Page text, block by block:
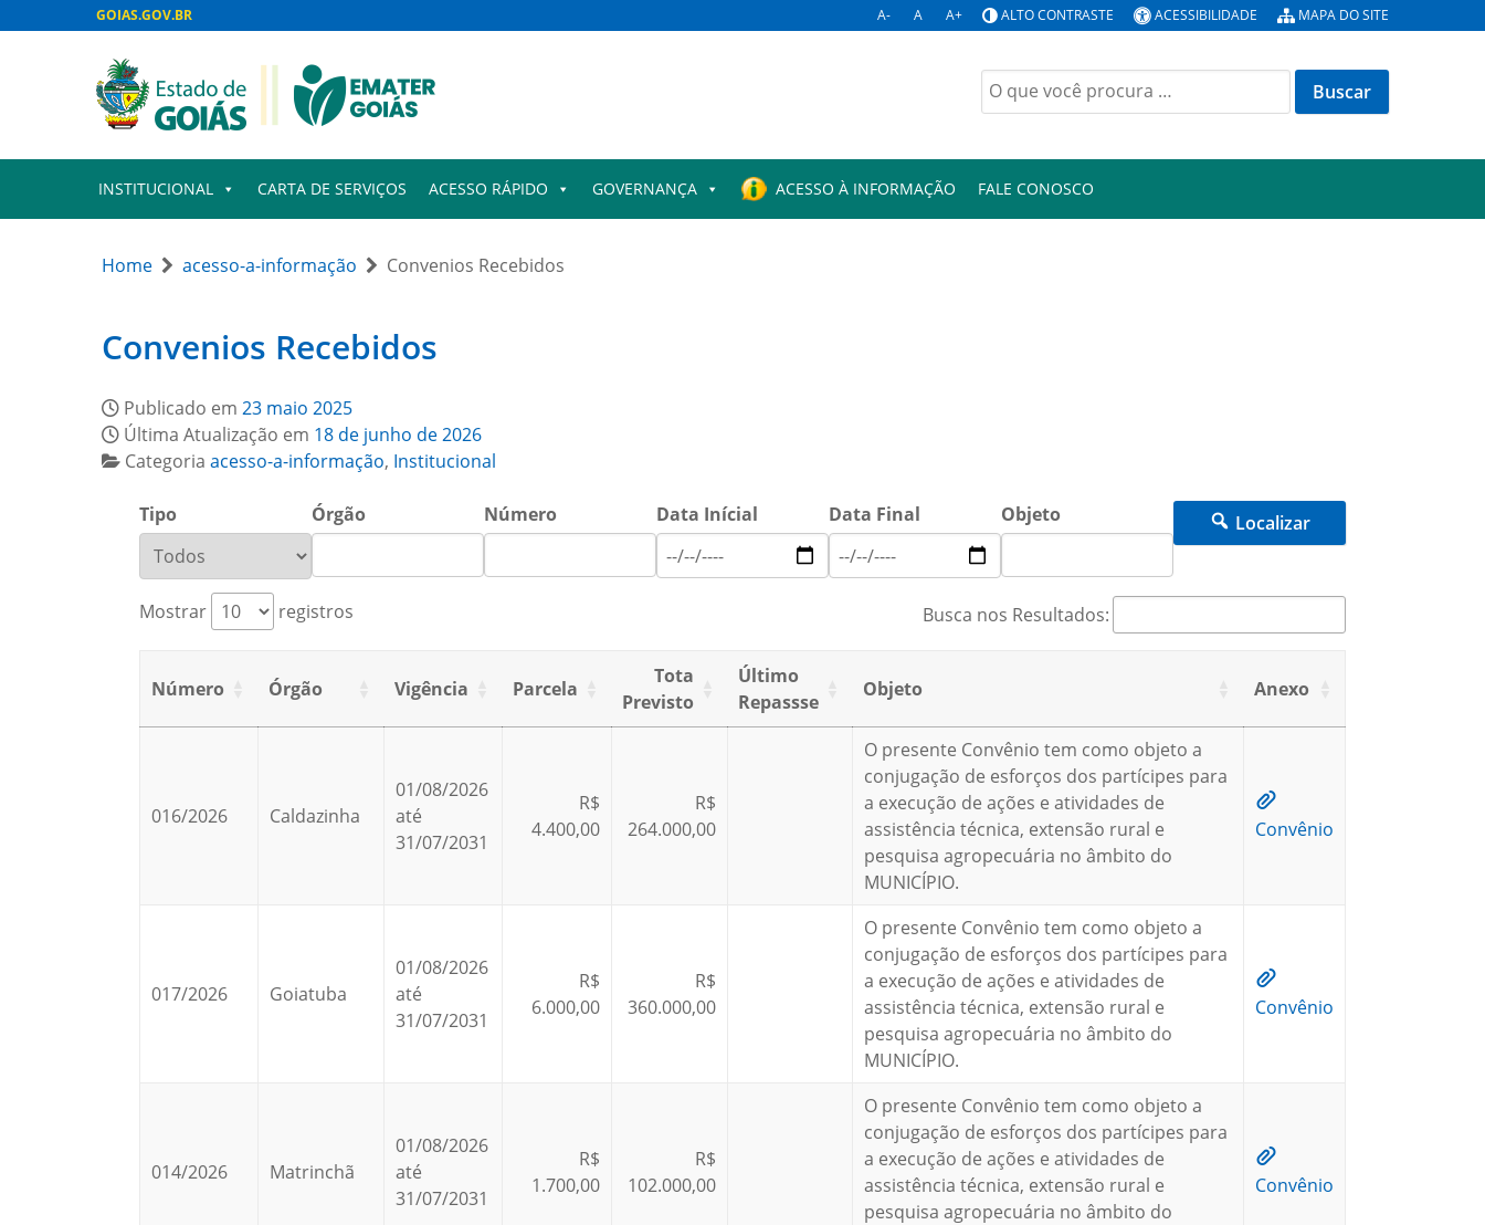
GOIAS.GOV.BR A- A A+ ALTO CONTRASTE ACESSIBILIDADE MAPA DO SITE
Buscar
por:
INSTITUCIONAL CARTA DE SERVIÇOS ACESSO RÁPIDO GOVERNANÇA ACESSO À INFORMAÇÃO FALE CONOSCO
Home acesso-a-informação Convenios Recebidos
Convenios Recebidos
Publicado em 23 maio 2025
Última Atualização em 18 de junho de 2026
Categoria acesso-a-informação, Institucional
Tipo Órgão Número Data Inícial Data Final Objeto Localizar
Mostrar registros Busca nos Resultados:
Número Órgão Vigência Parcela
Tota
Previsto
Último
Repassse
Objeto Anexo
016/2026 Caldazinha
01/08/2026
até
31/07/2031
R$
4.400,00
R$
264.000,00
O presente Convênio tem como objeto a
conjugação de esforços dos partícipes para
a execução de ações e atividades de
assistência técnica, extensão rural e
pesquisa agropecuária no âmbito do
MUNICÍPIO.
Convênio
017/2026 Goiatuba
01/08/2026
até
31/07/2031
R$
6.000,00
R$
360.000,00
O presente Convênio tem como objeto a
conjugação de esforços dos partícipes para
a execução de ações e atividades de
assistência técnica, extensão rural e
pesquisa agropecuária no âmbito do
MUNICÍPIO.
Convênio
014/2026 Matrinchã
01/08/2026
até
31/07/2031
R$
1.700,00
R$
102.000,00
O presente Convênio tem como objeto a
conjugação de esforços dos partícipes para
a execução de ações e atividades de
assistência técnica, extensão rural e
pesquisa agropecuária no âmbito do
Convênio